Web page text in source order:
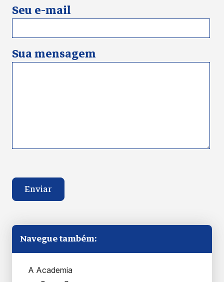
Seu e-mail
Sua mensagem
Navegue também:
A Academia